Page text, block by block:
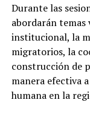
Durante las
abordarán
institucional, la
migratorios, la
construcción de
manera efectiva
humana en la